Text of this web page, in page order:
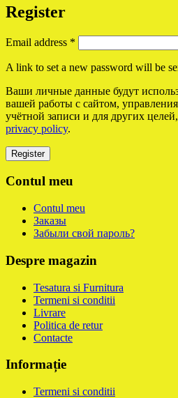
Register
Email address *
A link to set a new password will be
Ваши личные данные будут
вашей работы с сайтом,
учётной записи и для других
privacy policy.
Register
Contul meu
Contul meu
Заказы
Забыли свой пароль?
Despre magazin
Tesatura si Furnitura
Termeni si conditii
Livrare
Politica de retur
Contacte
Informație
Termeni si conditii